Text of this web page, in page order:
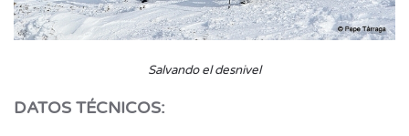
Salvando el desnivel
DATOS TÉCNICOS: